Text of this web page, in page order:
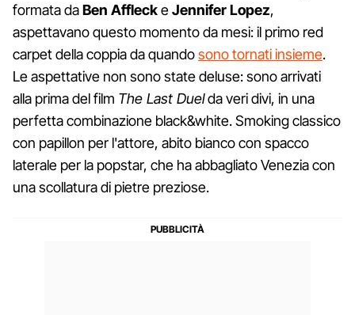
formata daBen AffleckeJennifer Lopez,
aspettavano questo momento da mesi: il primo red
carpet della coppia da quandosono tornati insieme.
Le aspettative non sono state deluse: sono arrivati
alla prima del film The Last Duelda veri divi, in una
perfetta combinazione black&white. Smoking classico
con papillon per l'attore, abito bianco con spacco
laterale per la popstar, che ha abbagliato Venezia con
una scollatura di pietre preziose.